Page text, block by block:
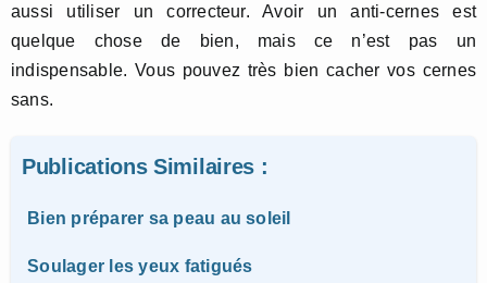
aussi utiliser un correcteur. Avoir un anti-cernes est
quelque chose de bien, mais ce n’est pas un
indispensable. Vous pouvez très bien cacher vos cernes
sans.
Publications Similaires :
Bien préparer sa peau au soleil
Soulager les yeux fatigués